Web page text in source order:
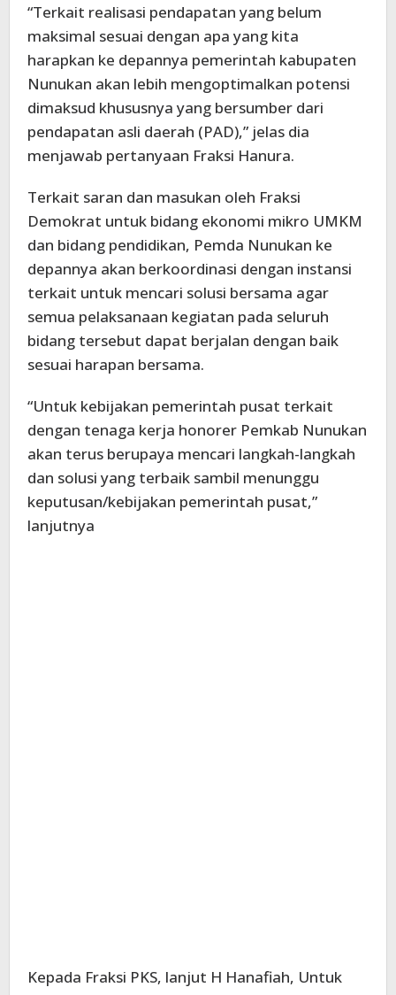
“Terkait realisasi pendapatan yang belum
maksimal sesuai dengan apa yang kita
harapkan ke depannya pemerintah kabupaten
Nunukan akan lebih mengoptimalkan potensi
dimaksud khususnya yang bersumber dari
pendapatan asli daerah (PAD),” jelas dia
menjawab pertanyaan Fraksi Hanura.
Terkait saran dan masukan oleh Fraksi
Demokrat untuk bidang ekonomi mikro UMKM
dan bidang pendidikan, Pemda Nunukan ke
depannya akan berkoordinasi dengan instansi
terkait untuk mencari solusi bersama agar
semua pelaksanaan kegiatan pada seluruh
bidang tersebut dapat berjalan dengan baik
sesuai harapan bersama.
“Untuk kebijakan pemerintah pusat terkait
dengan tenaga kerja honorer Pemkab Nunukan
akan terus berupaya mencari langkah-langkah
dan solusi yang terbaik sambil menunggu
keputusan/kebijakan pemerintah pusat,”
lanjutnya
Kepada Fraksi PKS, lanjut H Hanafiah, Untuk